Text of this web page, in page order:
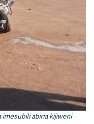
imesubili abiria kijiweni